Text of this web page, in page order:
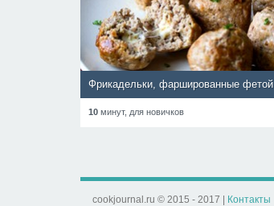
Фрикадельки, фаршированные фетой
10минут, для новичков
cookjournal.ru © 2015 - 2017 | Контакты